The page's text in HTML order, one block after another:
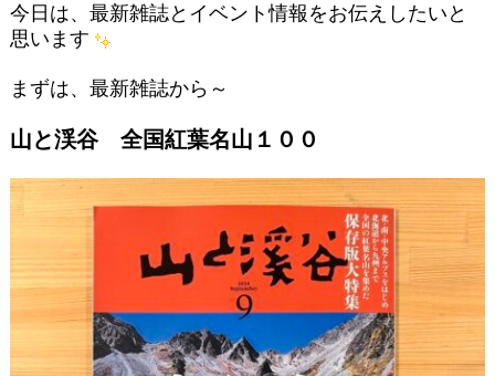
今日は、最新雑誌とイベント情報をお伝えしたいと
思います
まずは、最新雑誌から～
山と渓谷 全国紅葉名山１００